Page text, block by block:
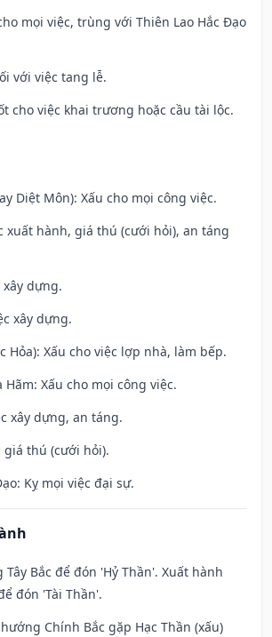
mọi việc, trùng với Thiên Lao Hắc Đạo
với việc tang lễ.
cho việc khai trương hoặc cầu tài lộc.
Diệt Môn): Xấu cho mọi công việc.
xuất hành, giá thú (cưới hỏi), an táng
xây dựng.
xây dựng.
Hỏa): Xấu cho việc lợp nhà, làm bếp.
Hãm: Xấu cho mọi công việc.
xây dựng, an táng.
giá thú (cưới hỏi).
Kỵ mọi việc đại sự.
Bắc để đón 'Hỷ Thần'. Xuất hành
đón 'Tài Thần'.
Chính Bắc gặp Hạc Thần (xấu)